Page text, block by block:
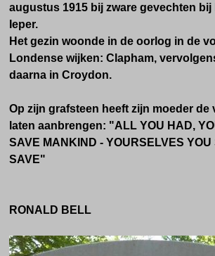
augustus 1915 bij zware gevechten
Ieper.
Het gezin woonde in de oorlog in de
Londense wijken: Clapham,
daarna in Croydon.
Op zijn grafsteen heeft zijn moeder de
laten aanbrengen: "ALL YOU HAD,
SAVE MANKIND - YOURSELVES YOU
SAVE"
RONALD BELL